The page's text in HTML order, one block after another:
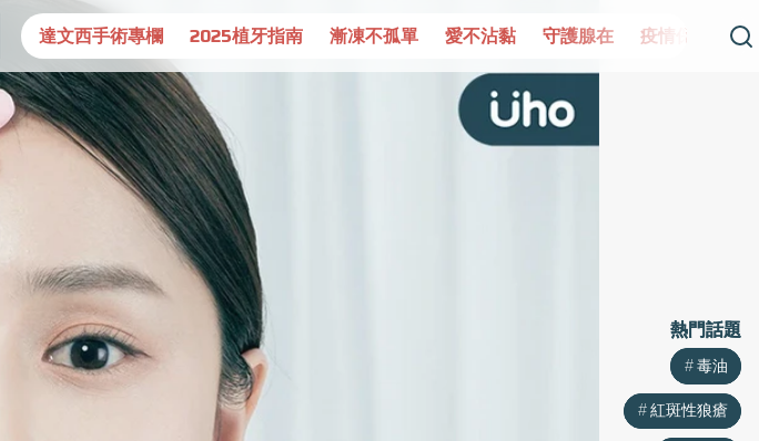
2025植牙指南 漸凍不孤單 愛不沾黏 守護腺在 疫情保衛戰 再生醫學 愛的
熱門話題
毒油
紅斑性狼瘡
熱門話題
毒油
紅斑性狼瘡